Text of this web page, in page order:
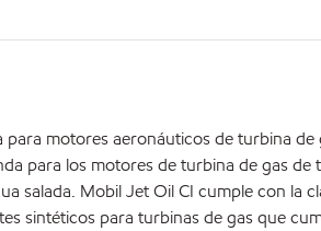
para motores aeronáuticos de turbina
para los motores de turbina de gas
salada. Mobil Jet Oil CI cumple con la
sintéticos para turbinas de gas que